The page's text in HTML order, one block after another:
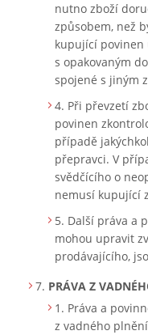
nutno zboží
způsobem, než
kupující povinen
s opakovaným
spojené s jiným
Při převzetí
povinen
případě
přepravci. V
svědčícího o
nemusí kupující
Další práva a
mohou upravit
prodávajícího,
PRÁVA Z
Práva a
z vadného